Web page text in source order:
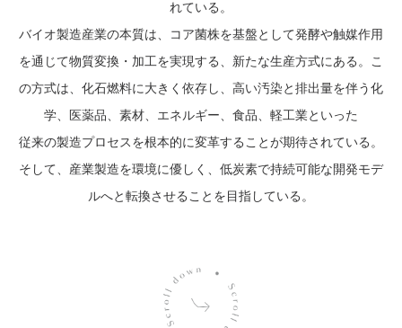
れている。
バイオ製造産業の本質は、コア菌株を基盤として発酵や触媒作用
を通じて物質変換・加工を実現する、新たな生産方式にある。こ
の方式は、化石燃料に大きく依存し、高い汚染と排出量を伴う化
学、医薬品、素材、エネルギー、食品、軽工業といった
従来の製造プロセスを根本的に変革することが期待されている。
そして、産業製造を環境に優しく、低炭素で持続可能な開発モデ
ルへと転換させることを目指している。